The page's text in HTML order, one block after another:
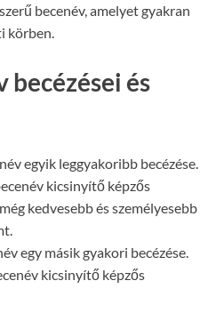
becenév, amelyet gyakran
körben.
becézései és
egyik leggyakoribb becézése.
kicsinyítő képzős
kedvesebb és személyesebb
egy másik gyakori becézése.
kicsinyítő képzős